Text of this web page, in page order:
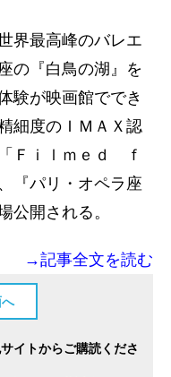
界最高峰のバレエ
の『白鳥の湖』を
験が映画館ででき
細度のＩＭＡＸ認
Ｆｉｌｍｅｄ ｆ
『パリ・オペラ座
公開される。
→記事全文を読む
イトからご購読くださ